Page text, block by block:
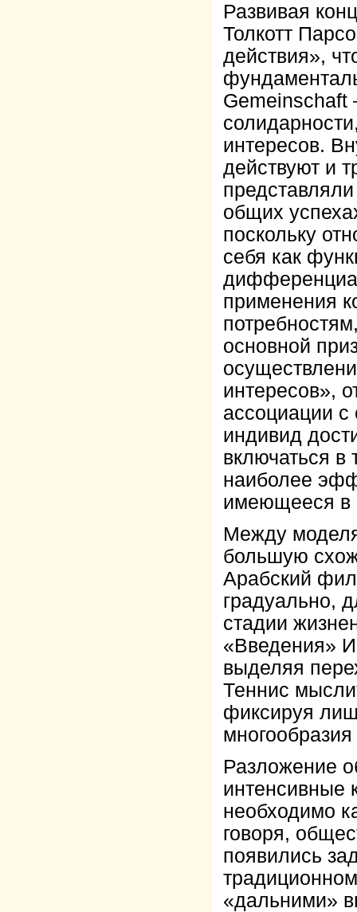
Развивая
Толкотт
действия»,
Gemeinschaft
интересов.
действуют и
общих
поскольку
себя как
применения
основной
интересов»,
ассоциации
индивид
включаться в
наиболее
имеющееся в
Между
большую
Арабский
градуально,
стадии
«Введения»
выделяя
Теннис
фиксируя
Разложение
интенсивные
необходимо
говоря,
появились
«дальними»